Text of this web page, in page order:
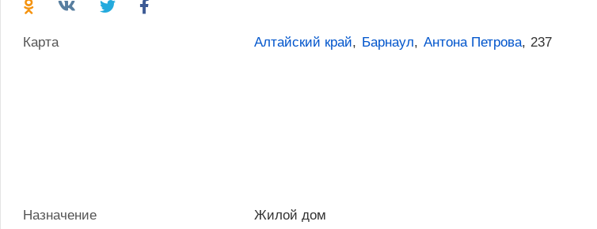
Карта Алтайский край, Барнаул, Антона Петрова, 237
Назначение
Жилой дом